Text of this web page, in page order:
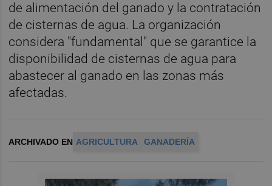
de alimentación del ganado y la contratación
de cisternas de agua. La organización
considera "fundamental" que se garantice la
disponibilidad de cisternas de agua para
abastecer al ganado en las zonas más
afectadas.
ARCHIVADO EN AGRICULTURA GANADERÍA